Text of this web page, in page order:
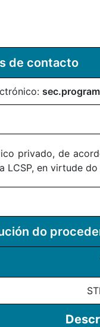
de contacto
privado, de
LCSP, en virtude
do